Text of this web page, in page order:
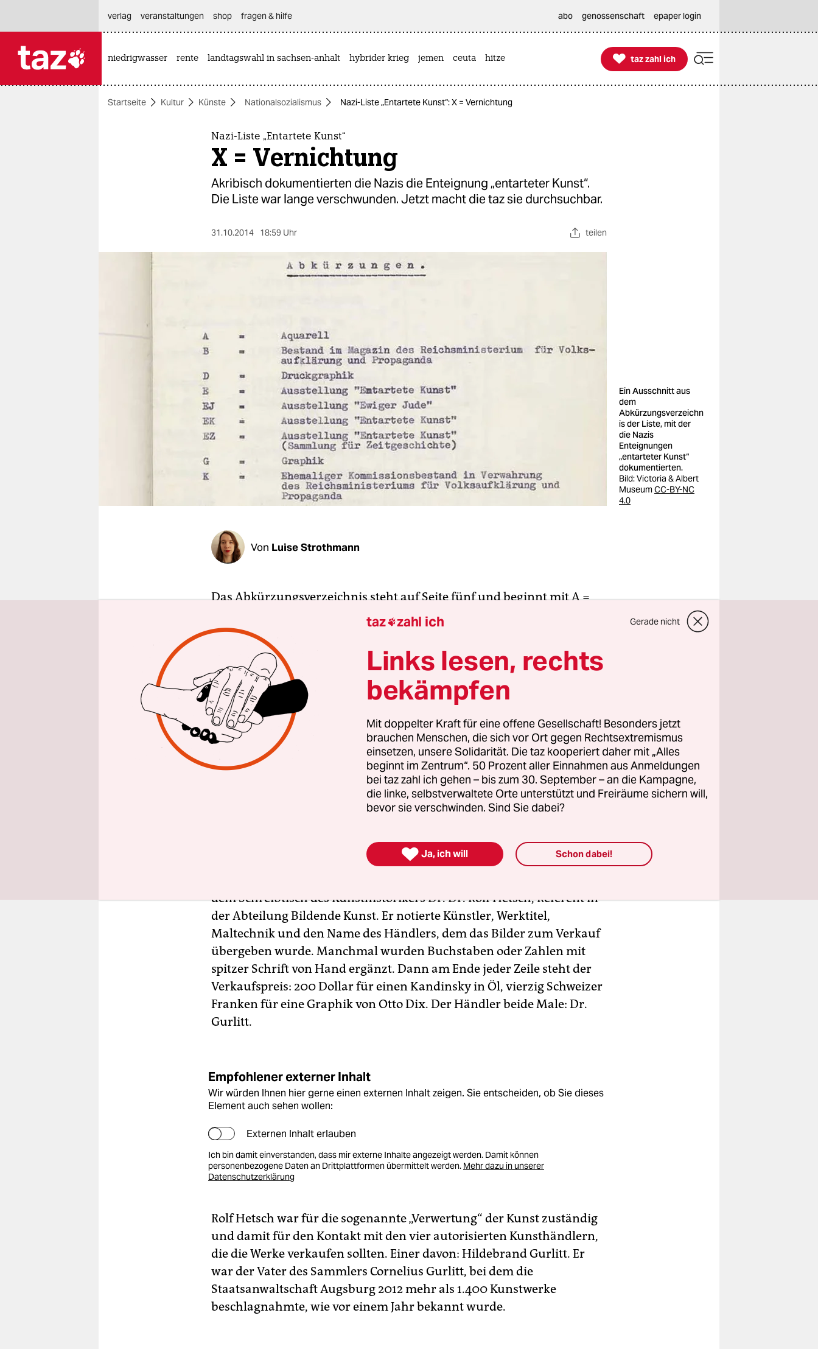
themen
wahrheit
verlag
veranstaltungen shop fragen & hilfe abo genossenschaft epaper login
niedrigwasser rente landtagswahl in sachsen-anhalt hybrider krieg jemen ceuta hitze 
taz zahl ich
taz zahl ich
Startseite Kultur Künste Nationalsozialismus Nazi-Liste „Entartete Kunst“: X = Vernichtung
Nazi-Liste „Entartete Kunst“
X = Vernichtung
Akribisch dokumentierten die Nazis die Enteignung „entarteter Kunst“.
Die Liste war lange verschwunden. Jetzt macht die taz sie durchsuchbar.
31.10.2014 18:59 Uhr teilen
Ein Ausschnitt aus
dem
Abkürzungsverzeichn
is der Liste, mit der
die Nazis
Enteignungen
„entarteter Kunst“
dokumentierten.
Bild:Victoria & Albert
MuseumCC-BY-NC
4.0
Von Luise Strothmann
Das Abkürzungsverzeichnis steht auf Seite fünf und beginnt mit A =
Aquarell, B = Bestand im Magazin des Reichsministeriums für
Volksaufklärung und Propaganda. Es endet mit V = Verkauf, X =
Vernichtung.
482 Seiten mit akkuraten Schreibmaschinenbuchstaben. Es ist die
bürokratische Bilanz eines staatlich angeordneten Verbrechens – etwa
20.000 Kunstwerke konfiszierten die Nazis 1937 und 1938 in der Aktion
„Entartete Kunst“ aus deutschen Museen. Diffamiert wurde nahezu
alles, was heute als moderne Kunst gilt. Über 600 der Bilder, Grafiken
und Skulpturen wurden in einer Schmähausstellung gezeigt, die von
München aus durch mehrere deutsche Städte zog. Viele der Werke
wurden verkauft, die meisten ins Ausland. Andere wurden verbrannt.
Ein X für Vernichtung tippten die Verwalter in Goebbels
Propagandaministerium anschließend in die Zeile „Stand“ der Liste,
dem Schreibtisch des Kunsthistorikers Dr. Dr. Rolf Hetsch, Referent in
der Abteilung Bildende Kunst. Er notierte Künstler, Werktitel,
Maltechnik und den Name des Händlers, dem das Bilder zum Verkauf
übergeben wurde. Manchmal wurden Buchstaben oder Zahlen mit
spitzer Schrift von Hand ergänzt. Dann am Ende jeder Zeile steht der
Verkaufspreis: 200 Dollar für einen Kandinsky in Öl, vierzig Schweizer
Franken für eine Graphik von Otto Dix. Der Händler beide Male: Dr.
Gurlitt.
Empfohlener externer Inhalt
Wir würden Ihnen hier gerne einen externen Inhalt zeigen. Sie entscheiden, ob Sie dieses
Element auch sehen wollen:
Externen Inhalt erlauben
Ich bin damit einverstanden, dass mir externe Inhalte angezeigt werden. Damit können
personenbezogene Daten an Drittplattformen übermittelt werden. Mehr dazu in unserer
Datenschutzerklärung
Rolf Hetsch war für die sogenannte „Verwertung“ der Kunst zuständig
und damit für den Kontakt mit den vier autorisierten Kunsthändlern,
die die Werke verkaufen sollten. Einer davon: Hildebrand Gurlitt. Er
war der Vater des Sammlers Cornelius Gurlitt, bei dem die
Staatsanwaltschaft Augsburg 2012 mehr als 1.400 Kunstwerke
beschlagnahmte, wie vor einem Jahr bekannt wurde.
taz zahl ich Gerade nicht
Links lesen, rechts
bekämpfen
Mit doppelter Kraft für eine offene Gesellschaft! Besonders jetzt
brauchen Menschen, die sich vor Ort gegen Rechtsextremismus
einsetzen, unsere Solidarität. Die taz kooperiert daher mit „Alles
beginnt im Zentrum“. 50 Prozent aller Einnahmen aus Anmeldungen
bei taz zahl ich gehen – bis zum 30. September – an die Kampagne,
die linke, selbstverwaltete Orte unterstützt und Freiräume sichern will,
bevor sie verschwinden. Sind Sie dabei?
 Ja, ich will Schon dabei!